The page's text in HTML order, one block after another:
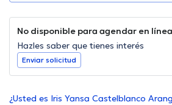
No disponible para agendar en línea
Hazles saber que tienes interés
Enviar solicitud
¿Usted es Iris Yansa Castelblanco